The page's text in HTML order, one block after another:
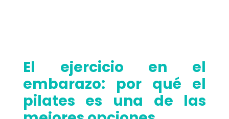
El ejercicio en el
embarazo: por qué el
pilates es una de las